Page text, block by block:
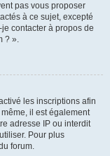
pas vous proposer
à ce sujet, excepté
contacter à propos de
? ».
les inscriptions afin
il est également
adresse IP ou interdit
Pour plus
forum.